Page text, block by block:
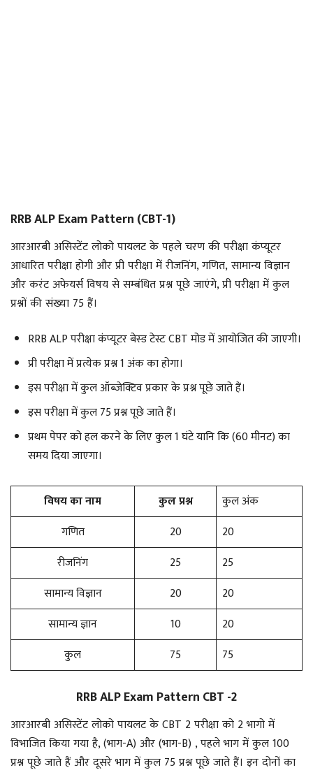
RRB ALP Exam Pattern (CBT-1)
आरआरबी असिस्टेंट लोको पायलट के पहले चरण की परीक्षा कंप्यूटर
आधारित परीक्षा होगी और प्री परीक्षा में रीजनिंग, गणित, सामान्य विज्ञान
और करंट अफेयर्स विषय से सम्बंधित प्रश्न पूछे जाएंगे, प्री परीक्षा में कुल
प्रश्नों की संख्या 75 हैं।
RRB ALP परीक्षा कंप्यूटर बेस्ड टेस्ट CBT मोड में आयोजित की जाएगी।
प्री परीक्षा में प्रत्येक प्रश्न 1 अंक का होगा।
इस परीक्षा में कुल ऑब्जेक्टिव प्रकार के प्रश्न पूछे जाते हैं।
इस परीक्षा में कुल 75 प्रश्न पूछे जाते हैं।
प्रथम पेपर को हल करने के लिए कुल 1 घंटे यानि कि (60 मीनट) का
समय दिया जाएगा।
विषयका नाम कुल प्रश्न
कुल अंक
गणित
20
20
रीजनिंग
25
25
सामान्य विज्ञान
20
20
सामान्य ज्ञान
10
20
कुल
75 75
RRB ALP Exam Pattern CBT -2
आरआरबी असिस्टेंट लोको पायलट के CBT 2 परीक्षा को 2 भागो में
विभाजित किया गया है, (भाग-A) और (भाग-B) , पहले भाग में कुल 100
प्रश्न पूछे जाते हैं और दूसरे भाग में कुल 75 प्रश्न पूछे जाते हैं। इन दोनों का